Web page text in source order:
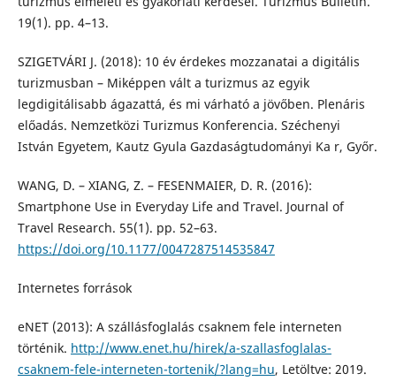
19(1). pp. 4–13.
SZIGETVÁRI J. (2018): 10 év érdekes mozzanatai a digitális
turizmusban – Miképpen vált a turizmus az egyik
legdigitálisabb ágazattá, és mi várható a jövőben. Plenáris
előadás. Nemzetközi Turizmus Konferencia. Széchenyi
István Egyetem, Kautz Gyula Gazdaságtudományi Ka r, Győr.
WANG, D. – XIANG, Z. – FESENMAIER, D. R. (2016):
Smartphone Use in Everyday Life and Travel. Journal of
Travel Research. 55(1). pp. 52–63.
https://doi.org/10.1177/0047287514535847
Internetes források
eNET (2013): A szállásfoglalás csaknem fele interneten
történik. http://www.enet.hu/hirek/a-szallasfoglalas-
csaknem-fele-interneten-tortenik/?lang=hu, Letöltve: 2019.